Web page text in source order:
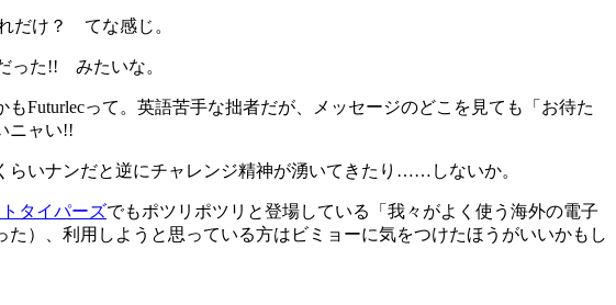
だけ？ てな感じ。
った!! みたいな。
Futurlecって。英語苦手な拙者だが、メッセージのどこを見ても「お待た
ニャい!!
いナンだと逆にチャレンジ精神が湧いてきたり……しないか。
タイパーズでもポツリポツリと登場している「我々がよく使う海外の電子
）、利用しようと思っている方はビミョーに気をつけたほうがいいかもし